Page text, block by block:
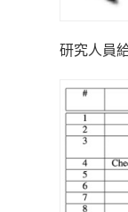
研究人員